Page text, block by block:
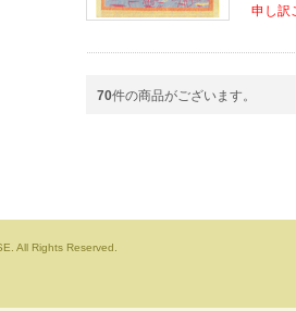
申し訳
70件の商品がございます。
All Rights Reserved.